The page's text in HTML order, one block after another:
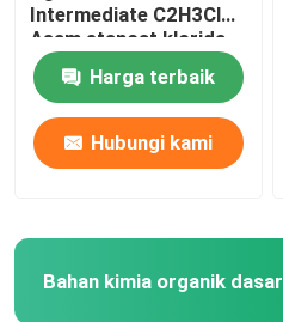
Intermediate C2H3ClO
Asam etanoat klorida
Harga terbaik
Hubungi kami
Bahan kimia organik dasar